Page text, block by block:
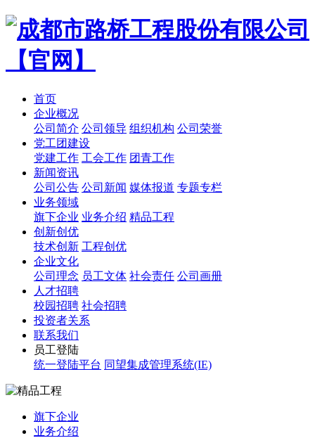
首页
企业概况
公司简介 公司领导 组织机构 公司荣誉
党工团建设
党建工作 工会工作 团青工作
新闻资讯
公司公告 公司新闻 媒体报道 专题专栏
业务领域
旗下企业 业务介绍 精品工程
创新创优
技术创新 工程创优
企业文化
公司理念 员工文体 社会责任 公司画册
人才招聘
校园招聘 社会招聘
投资者关系
联系我们
员工登陆
统一登陆平台 同望集成管理系统(IE)
旗下企业
业务介绍